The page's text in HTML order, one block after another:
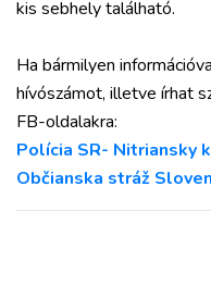
kis sebhely található.
Ha bármilyen
hívószámot, illetve írhat
FB-oldalakra:
Polícia SR- Nitriansky
Občianska stráž